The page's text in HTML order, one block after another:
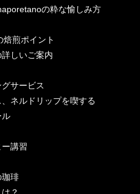
の粋な愉しみ方
焙煎ポイント
しいご案内
サービス
、ネルドリップを喫する
ル
講習
珈琲